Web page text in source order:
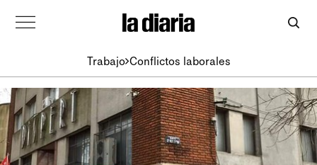
Trabajo Conflictos laborales